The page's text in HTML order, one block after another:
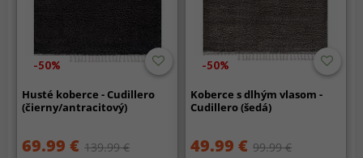
-50%
Husté koberce - Cudillero
(čierny/antracitový)
69.99 € 139.99 €
-50%
Koberce s dlhým vlasom -
Cudillero (šedá)
49.99 € 99.99 €